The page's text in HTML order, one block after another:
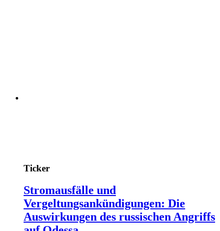
Ticker
Stromausfälle und
Vergeltungsankündigungen: Die
Auswirkungen des russischen Angriffs